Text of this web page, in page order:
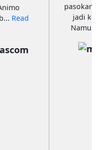
Read
pasokan
jadi